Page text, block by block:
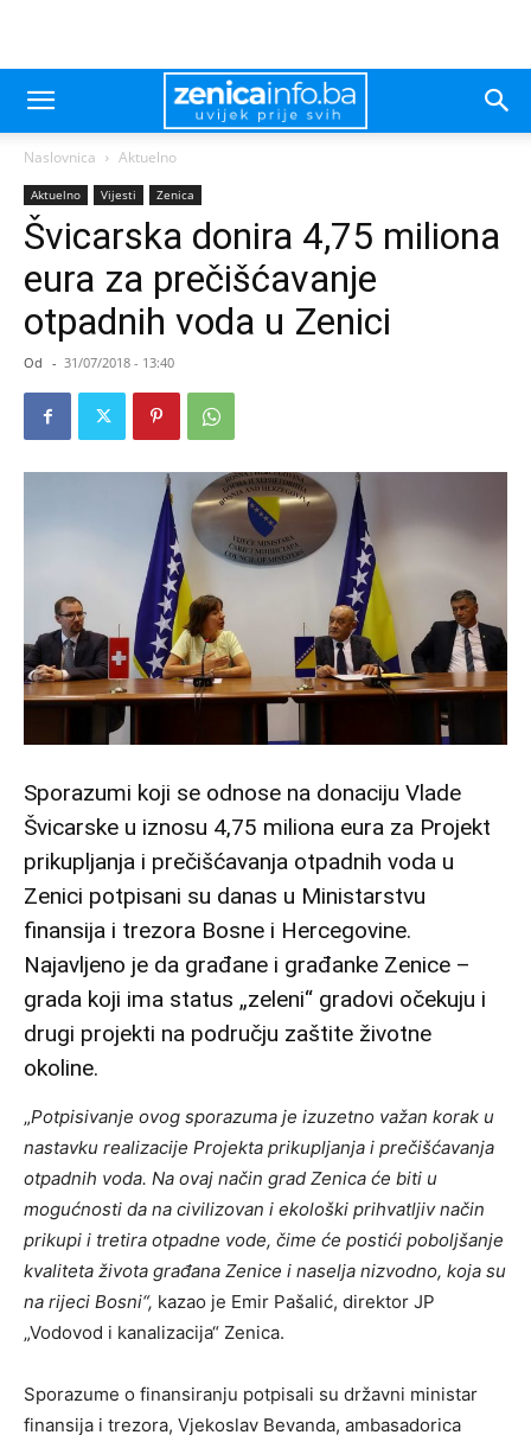
Naslovnica Aktuelno
Aktuelno Vijesti Zenica
Švicarska donira 4,75 miliona
eura za prečišćavanje
otpadnih voda u Zenici
Od - 31/07/2018 - 13:40
Sporazumi koji se odnose na donaciju Vlade
Švicarske u iznosu 4,75 miliona eura za Projekt
prikupljanja i prečišćavanja otpadnih voda u
Zenici potpisani su danas u Ministarstvu
finansija i trezora Bosne i Hercegovine.
Najavljeno je da građane i građanke Zenice –
grada koji ima status „zeleni“ gradovi očekuju i
drugi projekti na području zaštite životne
okoline.
„Potpisivanje ovog sporazuma je izuzetno važan korak u
nastavku realizacije Projekta prikupljanja i prečišćavanja
otpadnih voda. Na ovaj način grad Zenica će biti u
mogućnosti da na civilizovan i ekološki prihvatljiv način
prikupi i tretira otpadne vode, čime će postići poboljšanje
kvaliteta života građana Zenice i naselja nizvodno, koja su
na rijeci Bosni“, kazao je Emir Pašalić, direktor JP
„Vodovod i kanalizacija“ Zenica.
Sporazume o finansiranju potpisali su državni ministar
finansija i trezora, Vjekoslav Bevanda, ambasadorica